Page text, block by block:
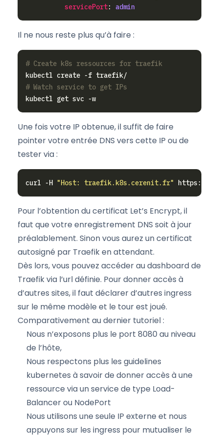
servicePort: admin
Il ne nous reste plus qu’à faire :
# Create k8s ressources for traefik
# Watch service to get IPs
Une fois votre IP obtenue, il suffit de faire
pointer votre entrée DNS vers cette IP ou de
tester via :
curl -H "Host: traefik.k8s.cerenit.fr"
Pour l’obtention du certificat Let’s Encrypt, il
faut que votre enregistrement DNS soit à jour
préalablement. Sinon vous aurez un certificat
autosigné par Traefik en attendant.
Dès lors, vous pouvez accéder au dashboard de
Traefik via l’url définie. Pour donner accès à
d’autres sites, il faut déclarer d’autres ingress
sur le même modèle et le tour est joué.
Comparativement au dernier tutoriel :
Nous n’exposons plus le port 8080 au niveau
de l’hôte,
Nous respectons plus les guidelines
kubernetes à savoir de donner accès à une
ressource via un service de type Load-
Balancer ou NodePort
Nous utilisons une seule IP externe et nous
appuyons sur les ingress pour mutualiser le